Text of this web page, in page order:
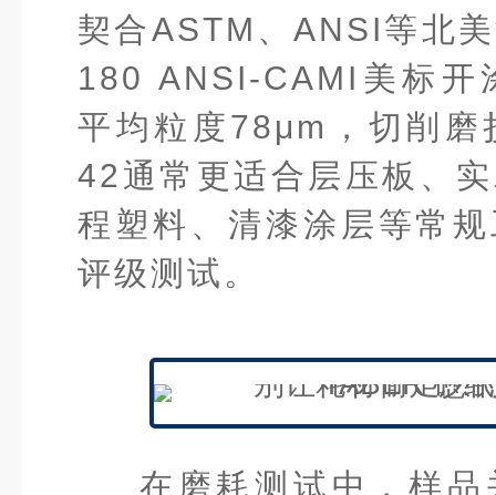
契合ASTM、ANSI等北
180 ANSI-CAMI美标开
平均粒度78μm，切削磨
42通常更适合层压板、
程塑料、清漆涂层等常
评级测试。
在磨耗测试中，样